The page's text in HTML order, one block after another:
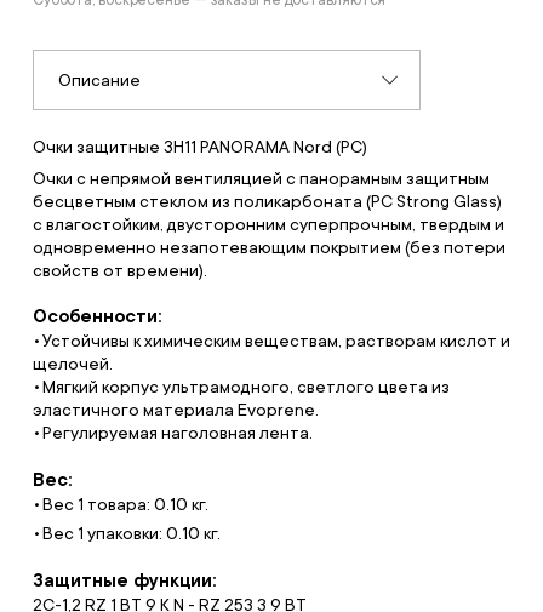
Описание
Очки защитные ЗН11 PANORAMA Nord (PC)
Очки с непрямой вентиляцией с панорамным защитным
бесцветным стеклом из поликарбоната (РС Strong Glass)
с влагостойким, двусторонним суперпрочным, твердым и
одновременно незапотевающим покрытием (без потери
свойств от времени).
Особенности:
Устойчивы к химическим веществам, растворам кислот и
щелочей.
Мягкий корпус ультрамодного, светлого цвета из
эластичного материала Evoprene.
Регулируемая наголовная лента.
Вес:
Вес 1 товара: 0.10 кг.
Вес 1 упаковки: 0.10 кг.
Защитные функции:
2C-1,2 RZ 1 BT 9 K N - RZ 253 3 9 BT